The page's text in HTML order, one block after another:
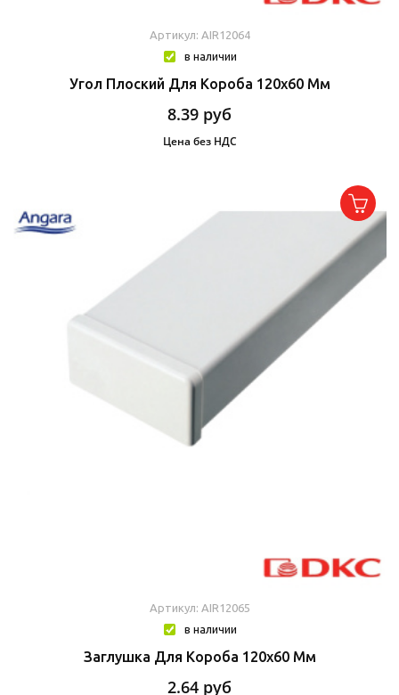
Артикул: AIR12064
в наличии
Угол Плоский Для Короба 120х60 Мм
8.39 руб
Цена без НДС
Артикул: AIR12065
в наличии
Заглушка Для Короба 120х60 Мм
2.64 руб